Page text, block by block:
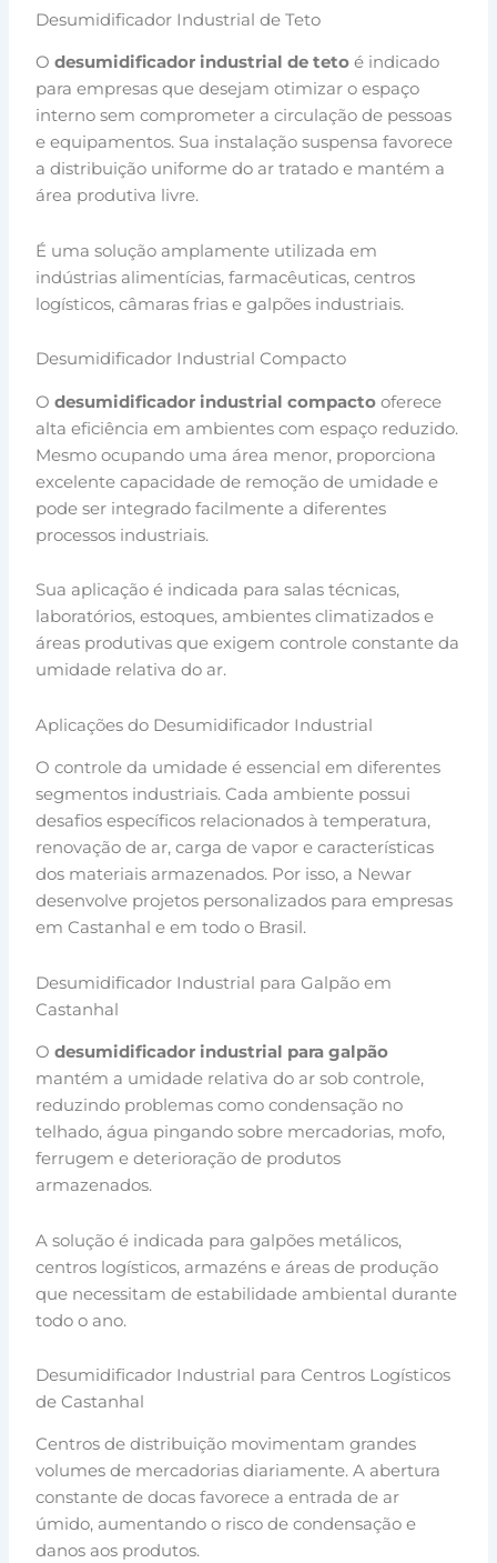
Desumidificador Industrial de Teto
Odesumidificador industrial de teto é indicado
para empresas que desejam otimizar o espaço
interno sem comprometer a circulação de pessoas
e equipamentos. Sua instalação suspensa favorece
a distribuição uniforme do ar tratado e mantém a
área produtiva livre.
É uma solução amplamente utilizada em
indústrias alimentícias, farmacêuticas, centros
logísticos, câmaras frias e galpões industriais.
Desumidificador Industrial Compacto
Odesumidificador industrial compacto oferece
alta eficiência em ambientes com espaço reduzido.
Mesmo ocupando uma área menor, proporciona
excelente capacidade de remoção de umidade e
pode ser integrado facilmente a diferentes
processos industriais.
Sua aplicação é indicada para salas técnicas,
laboratórios, estoques, ambientes climatizados e
áreas produtivas que exigem controle constante da
umidade relativa do ar.
Aplicações do Desumidificador Industrial
O controle da umidade é essencial em diferentes
segmentos industriais. Cada ambiente possui
desafios específicos relacionados à temperatura,
renovação de ar, carga de vapor e características
dos materiais armazenados. Por isso, a Newar
desenvolve projetos personalizados para empresas
em Castanhal e em todo o Brasil.
Desumidificador Industrial para Galpão em
Castanhal
Odesumidificador industrial para galpão
mantém a umidade relativa do ar sob controle,
reduzindo problemas como condensação no
telhado, água pingando sobre mercadorias, mofo,
ferrugem e deterioração de produtos
armazenados.
A solução é indicada para galpões metálicos,
centros logísticos, armazéns e áreas de produção
que necessitam de estabilidade ambiental durante
todo o ano.
Desumidificador Industrial para Centros Logísticos
de Castanhal
Centros de distribuição movimentam grandes
volumes de mercadorias diariamente. A abertura
constante de docas favorece a entrada de ar
úmido, aumentando o risco de condensação e
danos aos produtos.